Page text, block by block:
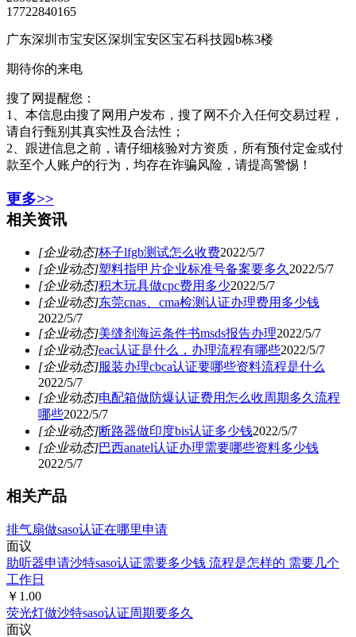
17722840165
广东深圳市宝安区深圳宝安区宝石科技园b栋3楼
期待你的来电
搜了网提醒您：
1、本信息由搜了网用户发布，搜了网不介入任何交易过程，
请自行甄别其真实性及合法性；
2、跟进信息之前，请仔细核验对方资质，所有预付定金或付
款至个人账户的行为，均存在诈骗风险，请提高警惕！
更多>>
相关资讯
[企业动态]杯子lfgb测试怎么收费2022/5/7
[企业动态]塑料指甲片企业标准号备案要多久2022/5/7
[企业动态]积木玩具做cpc费用多少2022/5/7
[企业动态]东莞cnas、cma检测认证办理费用多少钱
2022/5/7
[企业动态]美缝剂海运条件书msds报告办理2022/5/7
[企业动态]eac认证是什么，办理流程有哪些2022/5/7
[企业动态]服装办理cbca认证要哪些资料流程是什么
2022/5/7
[企业动态]电配箱做防爆认证费用怎么收周期多久流程
哪些2022/5/7
[企业动态]断路器做印度bis认证多少钱2022/5/7
[企业动态]巴西anatel认证办理需要哪些资料多少钱
2022/5/7
相关产品
排气扇做saso认证在哪里申请
面议
助听器申请沙特saso认证需要多少钱 流程是怎样的 需要几个
工作日
￥1.00
荧光灯做沙特saso认证周期要多久
面议